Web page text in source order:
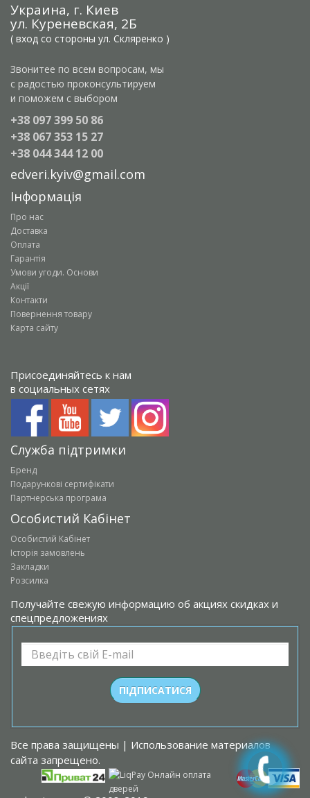
Украина, г. Киев
ул. Куреневская, 2Б
( вход со стороны ул. Скляренко )
Звонитее по всем вопросам, мы
с радостью проконсультируем
и поможем с выбором
+38 097 399 50 86
+38 067 353 15 27
+38 044 344 12 00
edveri.kyiv@gmail.com
Інформація
Про нас
Доставка
Оплата
Гарантія
Умови угоди. Основи
Акції
Контакти
Повернення товару
Карта сайту
Присоединяйтесь к нам
в социальных сетях
Служба підтримки
Бренд
Подарункові сертифікати
Партнерська програма
Особистий Кабінет
Особистий Кабінет
Історія замовлень
Закладки
Розсилка
Получайте свежую информацию об акциях скидках и
спецпредложениях
Все права защищены | Использование материалов
сайта запрещено.